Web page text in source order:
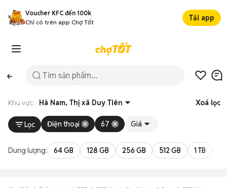
Voucher KFC đến 100k
Chỉ có trên app Chợ Tốt
Tải app
Khu vực: Hà Nam, Thị xã Duy Tiên Xoá lọc
Lọc Điện thoại 67 Giá
Dung lượng: 64 GB 128 GB 256 GB 512 GB 1 TB